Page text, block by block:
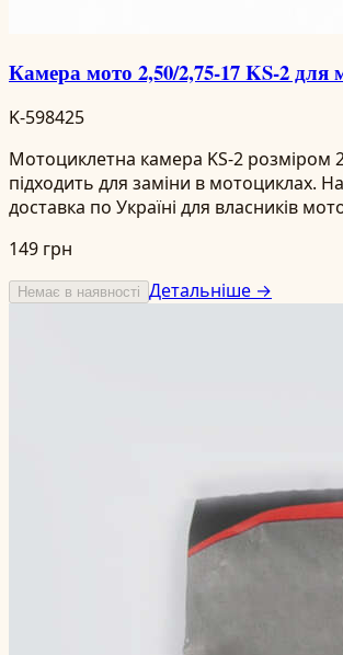
Камера мото 2,50/2,75-17 KS-2 для
K-598425
Мотоциклетна камера KS-2 розміром
підходить для заміни в мотоциклах.
доставка по Україні для власників
149 грн
Немає в наявності Детальніше →